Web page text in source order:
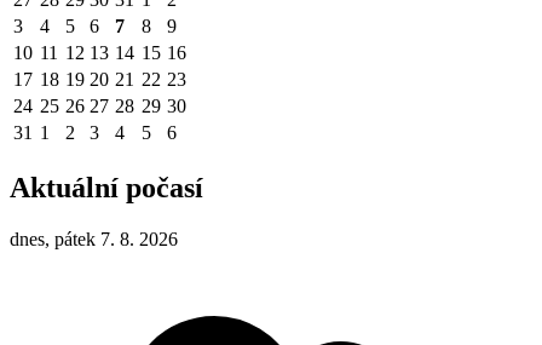
3
4 5 6 7 8
9
10 11 12 13 14 15 16
17 18 19 20 21 22 23
24 25 26 27 28 29 30
31 1 2 3 4 5 6
Aktuální počasí
dnes, pátek 7. 8. 2026